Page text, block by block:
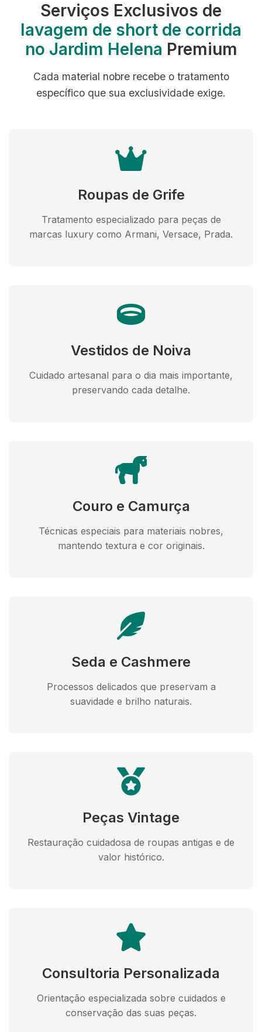
Serviços Exclusivos de
lavagem de short de corrida
no Jardim Helena Premium
Cada material nobre recebe o tratamento
específico que sua exclusividade exige.
Roupas de Grife
Tratamento especializado para peças de
marcas luxury como Armani, Versace, Prada.
Vestidos de Noiva
Cuidado artesanal para o dia mais importante,
preservando cada detalhe.
Couro e Camurça
Técnicas especiais para materiais nobres,
mantendo textura e cor originais.
Seda e Cashmere
Processos delicados que preservam a
suavidade e brilho naturais.
Peças Vintage
Restauração cuidadosa de roupas antigas e de
valor histórico.
Consultoria Personalizada
Orientação especializada sobre cuidados e
conservação das suas peças.